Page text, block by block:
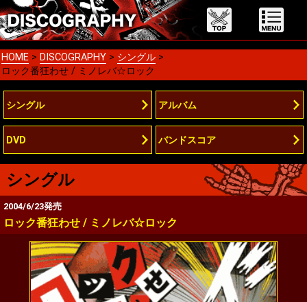
HOME > DISCOGRAPHY > シングル >
ロック番狂わせ / ミノレバ☆ロック
シングル アルバム
DVD バンドスコア
シングル
2004/6/23発売
ロック番狂わせ / ミノレバ☆ロック